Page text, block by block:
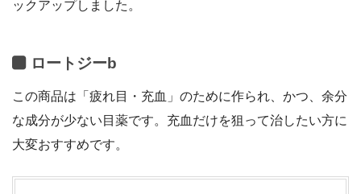
ックアップしました。
ロートジーb
この商品は「疲れ目・充血」のために作られ、かつ、余分
な成分が少ない目薬です。充血だけを狙って治したい方に
大変おすすめです。